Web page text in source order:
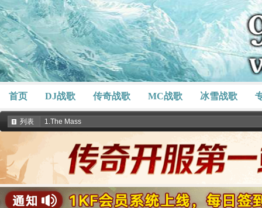
首页 DJ战歌 传奇战歌 MC战歌 冰雪战歌